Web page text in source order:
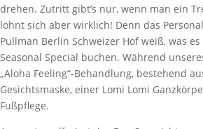
drehen. Zutritt gibt’s nur, wenn man ein
lohnt sich aber wirklich! Denn das Personal
Pullman Berlin Schweizer Hof weiß, was
Seasonal Special buchen. Während
„Aloha Feeling“-Behandlung, bestehend
Gesichtsmaske, einer Lomi Lomi
Fußpflege.